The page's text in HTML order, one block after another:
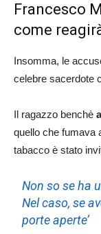
Francesco
come
Insomma, le
celebre sacerdote
Il ragazzo benchè
quello che fumava
tabacco è stato
Non so se ha
Nel caso, se
porte aperte’